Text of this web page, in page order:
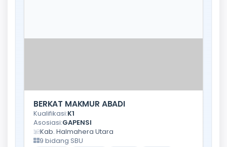
BERKAT MAKMUR ABADI
Kualifikasi:K1
Asosiasi:GAPENSI
Kab. Halmahera Utara
9 bidang SBU